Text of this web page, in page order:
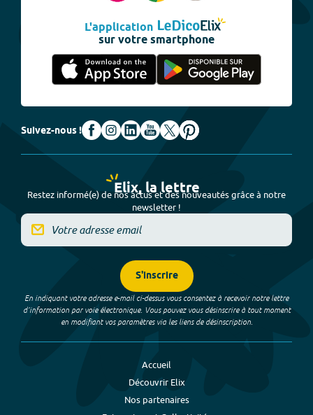
L'application
sur votre smartphone
Suivez-nous !
Elix, la lettre
Restez informé(e) de nos actus et des nouveautés grâce à notre
newsletter !
S'inscrire
En indiquant votre adresse e-mail ci-dessus vous consentez à recevoir notre lettre
d’information par voie électronique. Vous pouvez vous désinscrire à tout moment
en modifiant vos paramètres via les liens de désinscription.
Accueil
Découvrir Elix
Nos partenaires